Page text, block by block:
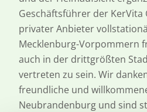
Geschäftsführer der KerVita
privater Anbieter
Mecklenburg-Vorpommern
auch in der drittgrößten
vertreten zu sein. Wir
freundliche und
Neubrandenburg und sind